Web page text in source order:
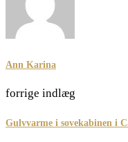
Ann Karina
forrige indlæg
Gulvvarme i sovekabinen i